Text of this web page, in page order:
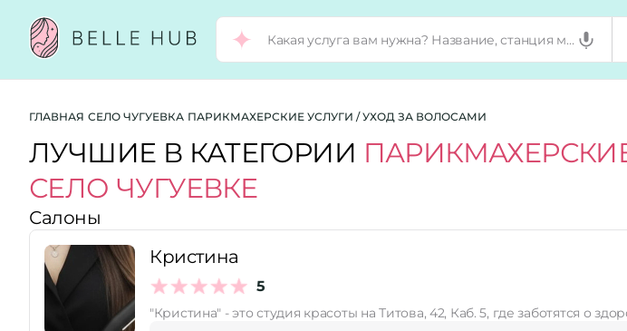
Город:
Категории:
Услуги:
ГЛАВНАЯ СЕЛО ЧУГУЕВКА ПАРИКМАХЕРСКИЕ УСЛУГИ / УХОД ЗА ВОЛОСАМИ
ЛУЧШИЕ В КАТЕГОРИИ
СЕЛО ЧУГУЕВКЕ
Салоны
Кристина
5